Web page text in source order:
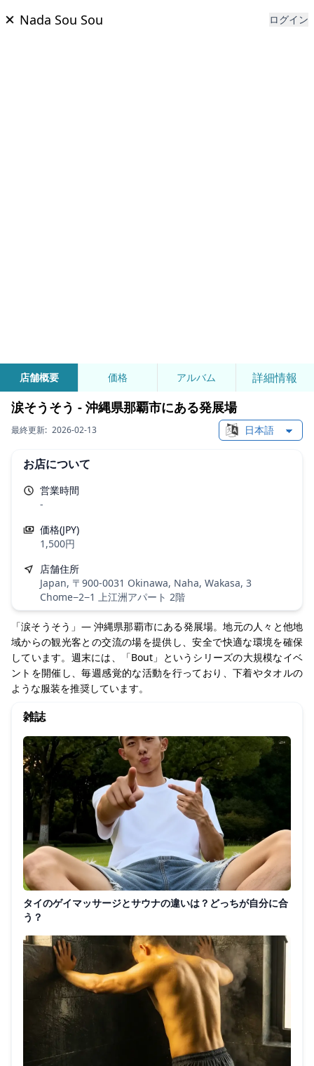
Nada Sou Sou ログイン
店舗概要 価格 アルバム 詳細情報
涙そうそう - 沖縄県那覇市にある発展場
最終更新: 2026-02-13
Change
お店について
営業時間
-
価格(JPY)
1,500円
店舗住所
Japan, 〒900-0031 Okinawa, Naha, Wakasa, 3
Chome−2−1 上江洲アパート 2階
「涙そうそう」— 沖縄県那覇市にある発展場。地元の人々と他地
域からの観光客との交流の場を提供し、安全で快適な環境を確保
しています。週末には、「Bout」というシリーズの大規模なイベ
ントを開催し、毎週感覚的な活動を行っており、下着やタオルの
ような服装を推奨しています。
雑誌
タイのゲイマッサージとサウナの違いは？どっちが自分に合
う？